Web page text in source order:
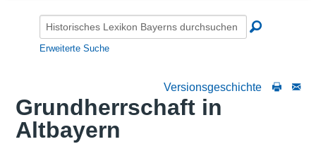
Erweiterte Suche
Versionsgeschichte
Grundherrschaft in
Altbayern